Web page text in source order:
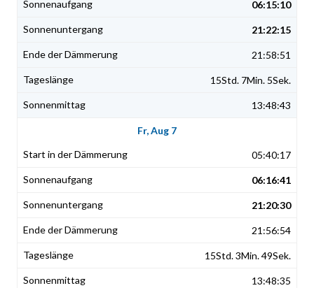
06:15:10
21:22:15
21:58:51
15Std. 7Min. 5Sek.
13:48:43
Fr, Aug 7
05:40:17
06:16:41
21:20:30
21:56:54
15Std. 3Min. 49Sek.
13:48:35